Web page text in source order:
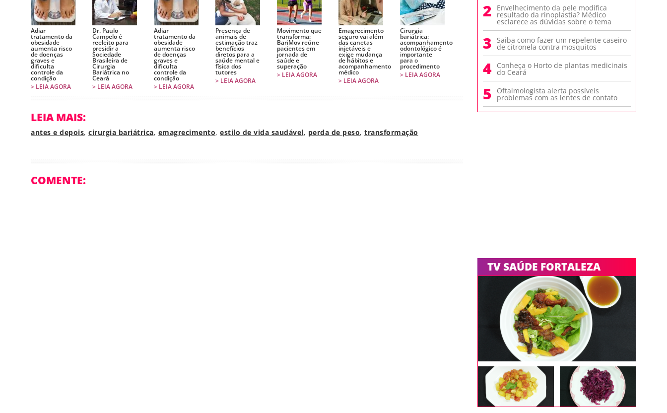
Adiar
tratamento da
obesidade
aumenta risco
de doenças
graves e
dificulta
controle da
condição
> LEIA AGORA
Dr. Paulo
Campelo é
reeleito para
presidir a
Sociedade
Brasileira de
Cirurgia
Bariátrica no
Ceará
> LEIA AGORA
Adiar
tratamento da
obesidade
aumenta risco
de doenças
graves e
dificulta
controle da
condição
> LEIA AGORA
Presença de
animais de
estimação traz
benefícios
diretos para a
saúde mental e
física dos
tutores
> LEIA AGORA
Movimento que
transforma:
BariMov reúne
pacientes em
jornada de
saúde e
superação
> LEIA AGORA
Emagrecimento
seguro vai além
das canetas
injetáveis e
exige mudança
de hábitos e
acompanhamento
médico
> LEIA AGORA
Cirurgia
bariátrica:
acompanhamento
odontológico é
importante
para o
procedimento
> LEIA AGORA
LEIA MAIS:
antes e depois, cirurgia bariátrica, emagrecimento, estilo de vida saudável, perda de peso, transformação
COMENTE:
2 Envelhecimento da pele modifica
resultado da rinoplastia? Médico
esclarece as dúvidas sobre o tema
3 Saiba como fazer um repelente caseiro
de citronela contra mosquitos
4 Conheça o Horto de plantas medicinais
do Ceará
5 Oftalmologista alerta possíveis
problemas com as lentes de contato
TV SAÚDE FORTALEZA